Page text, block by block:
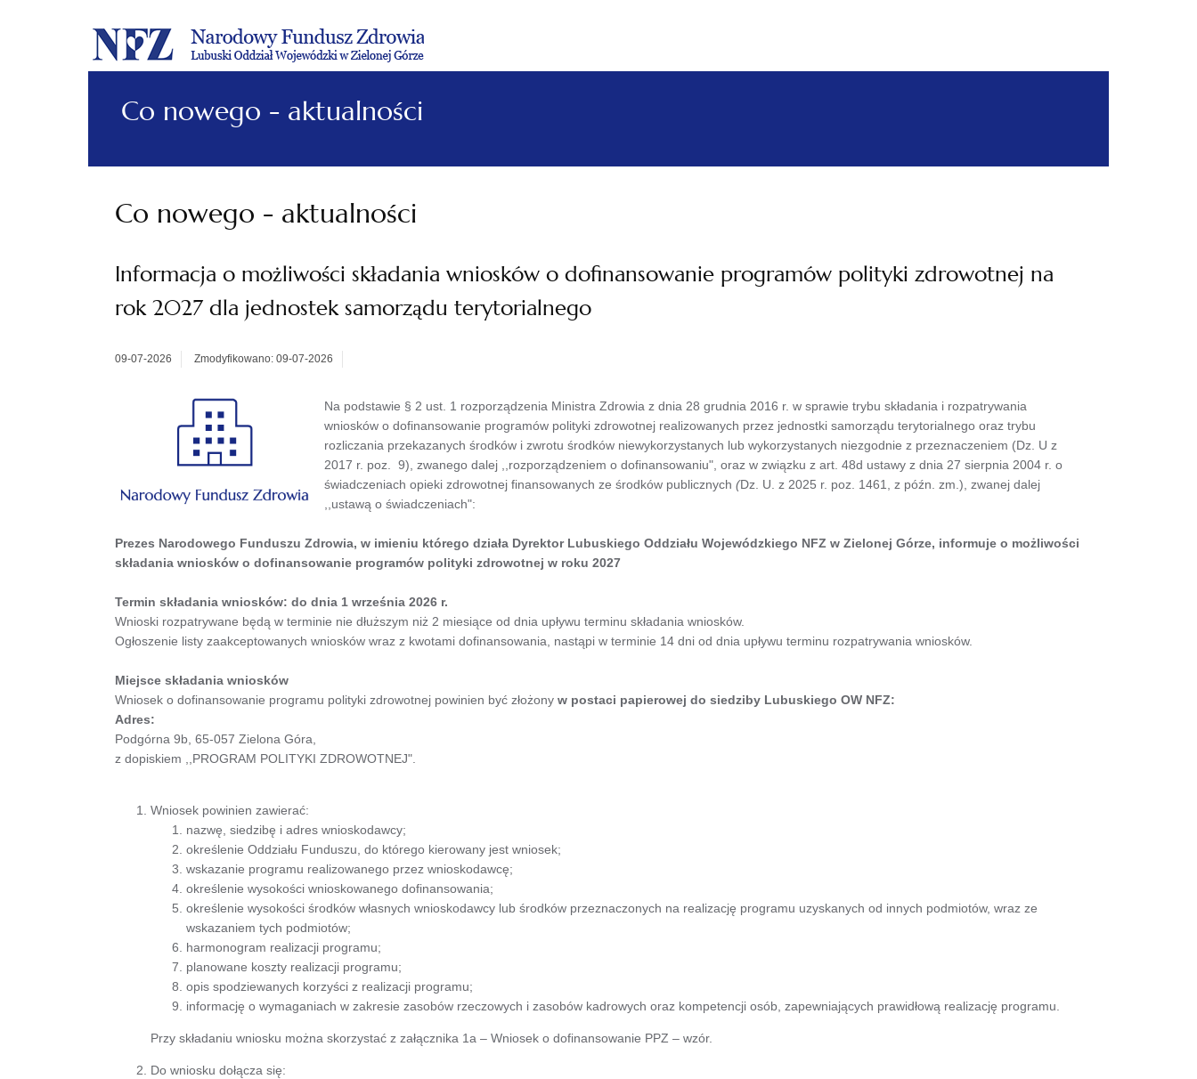
Co nowego - aktualności
Co nowego - aktualności
Informacja o możliwości składania wniosków o dofinansowanie programów polityki zdrowotnej na
rok 2027 dla jednostek samorządu terytorialnego
09-07-2026 Zmodyfikowano: 09-07-2026
Na podstawie § 2 ust. 1 rozporządzenia Ministra Zdrowia z dnia 28 grudnia 2016 r. w sprawie trybu składania i rozpatrywania
wniosków o dofinansowanie programów polityki zdrowotnej realizowanych przez jednostki samorządu terytorialnego oraz trybu
rozliczania przekazanych środków i zwrotu środków niewykorzystanych lub wykorzystanych niezgodnie z przeznaczeniem (Dz. U z
2017 r. poz. 9), zwanego dalej ,,rozporządzeniem o dofinansowaniu", oraz w związku z art. 48d ustawy z dnia 27 sierpnia 2004 r. o
świadczeniach opieki zdrowotnej finansowanych ze środków publicznych (Dz. U. z 2025 r. poz. 1461, z późn. zm.), zwanej dalej
,,ustawą o świadczeniach":
Prezes Narodowego Funduszu Zdrowia, w imieniu którego działa Dyrektor Lubuskiego Oddziału Wojewódzkiego NFZ w Zielonej Górze, informuje o możliwości
składania wniosków o dofinansowanie programów polityki zdrowotnej w roku 2027
Termin składania wniosków: do dnia 1 września 2026 r.
Wnioski rozpatrywane będą w terminie nie dłuższym niż 2 miesiące od dnia upływu terminu składania wniosków.
Ogłoszenie listy zaakceptowanych wniosków wraz z kwotami dofinansowania, nastąpi w terminie 14 dni od dnia upływu terminu rozpatrywania wniosków.
Miejsce składania wniosków
Wniosek o dofinansowanie programu polityki zdrowotnej powinien być złożony w postaci papierowej do siedziby Lubuskiego OW NFZ:
Adres:
Podgórna 9b, 65-057 Zielona Góra,
z dopiskiem ,,PROGRAM POLITYKI ZDROWOTNEJ".
Wniosek powinien zawierać:
nazwę, siedzibę i adres wnioskodawcy;
określenie Oddziału Funduszu, do którego kierowany jest wniosek;
wskazanie programu realizowanego przez wnioskodawcę;
określenie wysokości wnioskowanego dofinansowania;
określenie wysokości środków własnych wnioskodawcy lub środków przeznaczonych na realizację programu uzyskanych od innych podmiotów, wraz ze
wskazaniem tych podmiotów;
harmonogram realizacji programu;
planowane koszty realizacji programu;
opis spodziewanych korzyści z realizacji programu;
informację o wymaganiach w zakresie zasobów rzeczowych i zasobów kadrowych oraz kompetencji osób, zapewniających prawidłową realizację programu.
Przy składaniu wniosku można skorzystać z załącznika 1a – Wniosek o dofinansowanie PPZ – wzór.
Do wniosku dołącza się: